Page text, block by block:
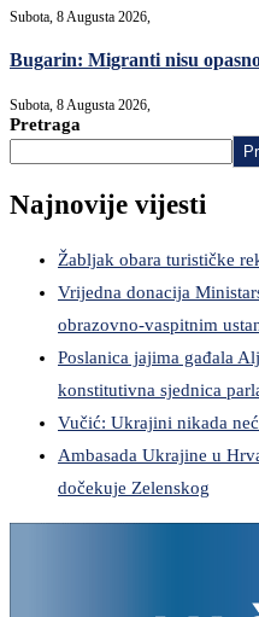
Subota, 8 Augusta 2026,
Bugarin: Migranti nisu
Subota, 8 Augusta 2026,
Pretraga
Najnovije vijesti
Žabljak obara turističke
Vrijedna donacija
obrazovno-vaspitnim
Poslanica jajima gađala
konstitutivna sjednica
Vučić: Ukrajini nikada
Ambasada Ukrajine u
dočekuje Zelenskog